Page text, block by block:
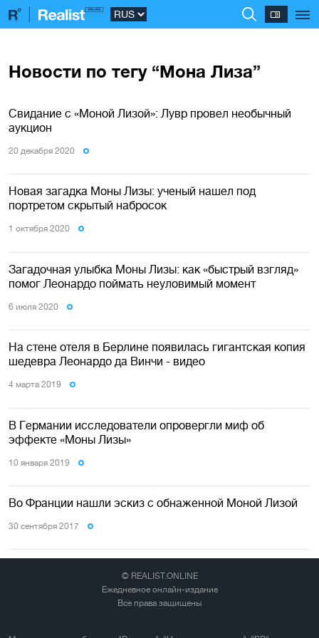
Новости по тегу “Мона Лиза”
Свидание с «Моной Лизой»: Лувр провел необычный
аукцион
20 декабря 2020
Новая загадка Моны Лизы: ученый нашел под
портретом скрытый набросок
1 октября 2020
Загадочная улыбка Моны Лизы: как «быстрый взгляд»
помог Леонардо поймать неуловимый момент
6 июля 2020
На стене отеля в Берлине появилась гигантская копия
шедевра Леонардо да Винчи - видео
4 марта 2019
В Германии исследователи опровергли миф об
эффекте «Моны Лизы»
10 января 2019
Во Франции нашли эскиз с обнаженной Моной Лизой
30 сентября 2017
© REALIST.ONLINE
Ежедневное онлайн-издание
Все права защищены